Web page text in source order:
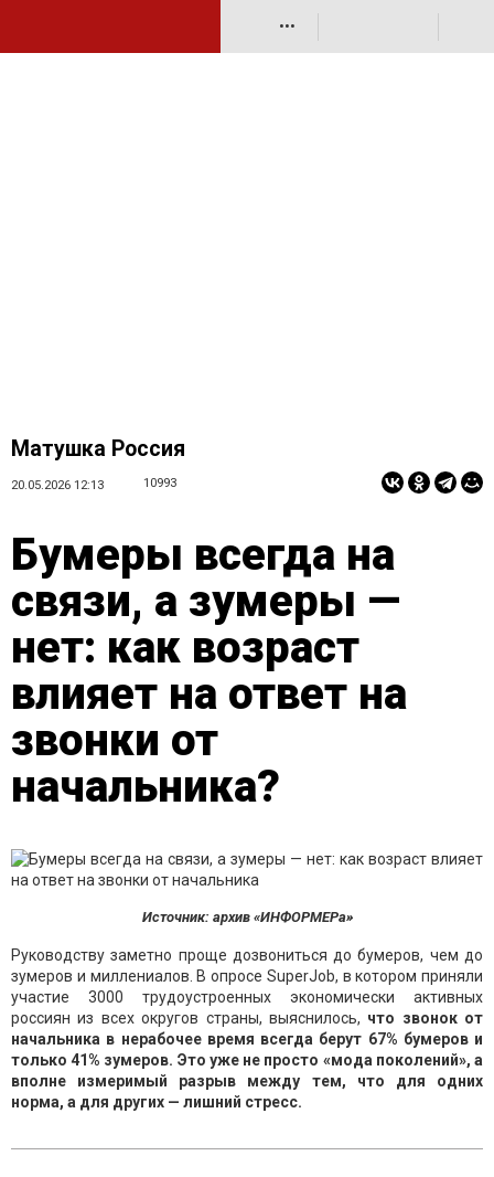
•••
Матушка Россия
20.05.2026 12:13 10993
Бумеры всегда на
связи, а зумеры —
нет: как возраст
влияет на ответ на
звонки от
начальника?
Источник: архив «ИНФОРМЕРа»
Руководству заметно проще дозвониться до бумеров, чем до
зумеров и миллениалов. В опросе SuperJob, в котором приняли
участие 3000 трудоустроенных экономически активных
россиян из всех округов страны, выяснилось, что звонок от
начальника в нерабочее время всегда берут 67% бумеров и
только 41% зумеров. Это уже не просто «мода поколений», а
вполне измеримый разрыв между тем, что для одних
норма, а для других — лишний стресс.